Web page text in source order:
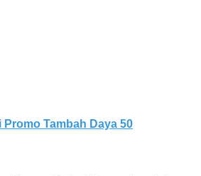
Tambah Daya 50